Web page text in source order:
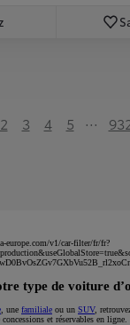
page
2 3 4 5 ...
europe.com/v1/car-filter/fr/fr?
type de voiture
, une familiale ou un SUV,
et réservables en ligne.